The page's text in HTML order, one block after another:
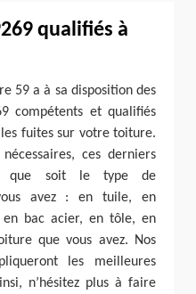
qualifiés à
59 a à sa disposition des
compétents et qualifiés
fuites sur votre toiture.
ces derniers
que soit le type de
avez : en tuile, en
en bac acier, en tôle, en
que vous avez. Nos
les meilleures
n’hésitez plus à faire